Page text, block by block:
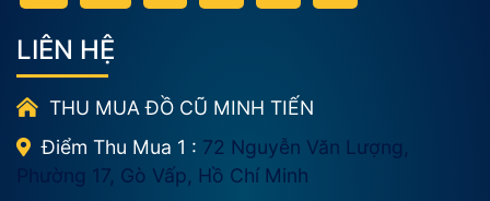
LIÊN HỆ
THU MUA ĐỒ CŨ MINH TIẾN
Điểm Thu Mua 1 : 72 Nguyễn Văn Lượng,
Phường 17, Gò Vấp, Hồ Chí Minh